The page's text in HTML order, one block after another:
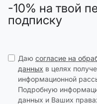
-10% на твой
подписку
Даю согласие на
данных в целях
информационной
Подробную
данных и Ваших